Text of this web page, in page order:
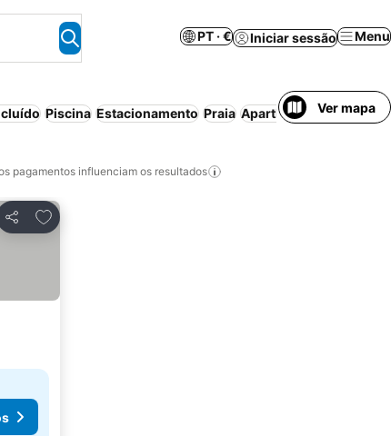
PT · € Iniciar sessão Menu
Piscina Estacionamento Praia Aparthotel Ver mapa
pagamentos influenciam os resultados
Partilhar
Adicionar aos favoritos